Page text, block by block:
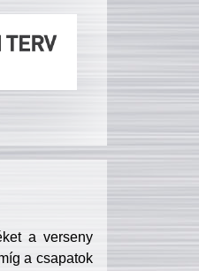
a verseny
a csapatok